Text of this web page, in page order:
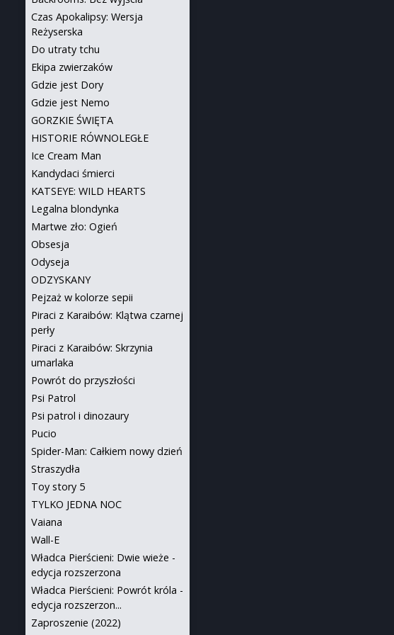
Czas Apokalipsy: Wersja
Reżyserska
Do utraty tchu
Ekipa zwierzaków
Gdzie jest Dory
Gdzie jest Nemo
GORZKIE ŚWIĘTA
HISTORIE RÓWNOLEGŁE
Ice Cream Man
Kandydaci śmierci
KATSEYE: WILD HEARTS
Legalna blondynka
Martwe zło: Ogień
Obsesja
Odyseja
ODZYSKANY
Pejzaż w kolorze sepii
Piraci z Karaibów: Klątwa czarnej
perły
Piraci z Karaibów: Skrzynia
umarlaka
Powrót do przyszłości
Psi Patrol
Psi patrol i dinozaury
Pucio
Spider-Man: Całkiem nowy dzień
Straszydła
Toy story 5
TYLKO JEDNA NOC
Vaiana
Wall-E
Władca Pierścieni: Dwie wieże -
edycja rozszerzona
Władca Pierścieni: Powrót króla -
edycja rozszerzon...
Zaproszenie (2022)